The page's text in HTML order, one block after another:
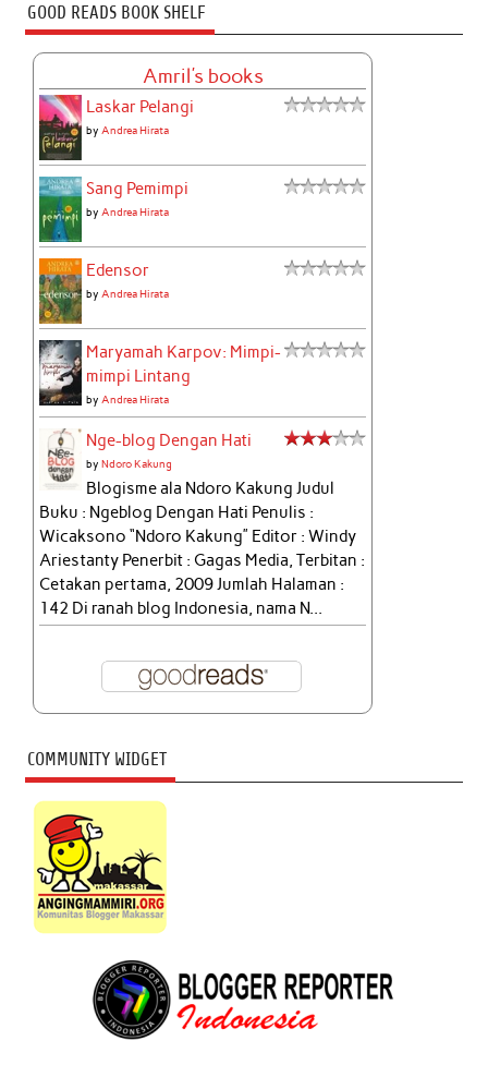
GOOD READS BOOK SHELF
Amril's books
Laskar Pelangi
byAndrea Hirata
Sang Pemimpi
byAndrea Hirata
Edensor
byAndrea Hirata
Maryamah Karpov: Mimpi-
mimpi Lintang
byAndrea Hirata
Nge-blog Dengan Hati
byNdoro Kakung
Blogisme ala Ndoro Kakung Judul
Buku : Ngeblog Dengan Hati Penulis :
Wicaksono “Ndoro Kakung” Editor : Windy
Ariestanty Penerbit : Gagas Media, Terbitan :
Cetakan pertama, 2009 Jumlah Halaman :
142 Di ranah blog Indonesia, nama N...
COMMUNITY WIDGET